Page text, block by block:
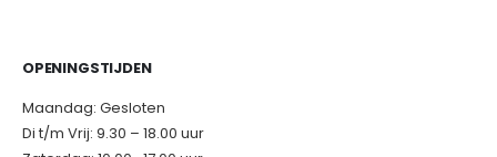
OPENINGSTIJDEN
Maandag: Gesloten
Di t/m Vrij: 9.30 – 18.00 uur